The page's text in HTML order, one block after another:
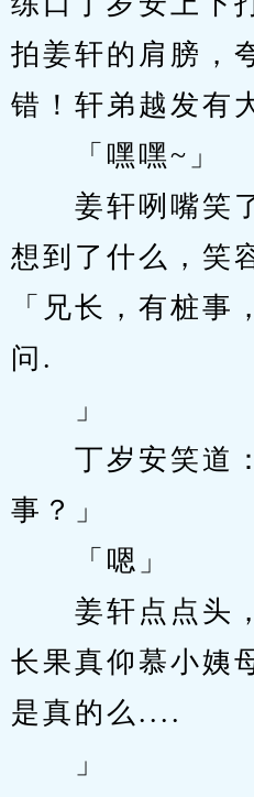
拍姜轩的肩膀，
错！轩弟越发有
「嘿嘿~」
姜轩咧嘴笑了
想到了什么，笑
「兄长，有桩事
问.
」
丁岁安笑道：
事？」
「嗯」
姜轩点点头，
长果真仰慕小姨
是真的么....
」